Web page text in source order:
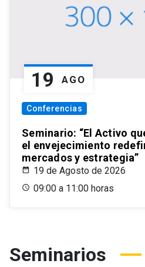
19 AGO
Conferencias
Seminario: “El Activo
el envejecimiento
mercados y estrategia”
19 de Agosto de 2026
09:00 a 11:00 horas
Seminarios